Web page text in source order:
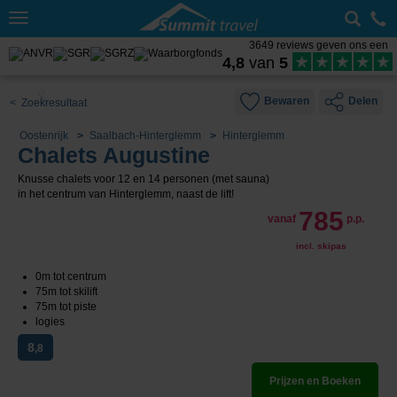
Toggle
3649 reviews geven ons een
4,8 van 5
< Zoekresultaat Bewaren Delen
Oostenrijk Saalbach-Hinterglemm Hinterglemm
Chalets Augustine
Knusse chalets voor 12 en 14 personen (met sauna)
in het centrum van Hinterglemm, naast de lift!
vanaf 785 p.p.
incl. skipas
0m tot centrum
75m tot skilift
75m tot piste
logies
8,8
Prijzen en Boeken